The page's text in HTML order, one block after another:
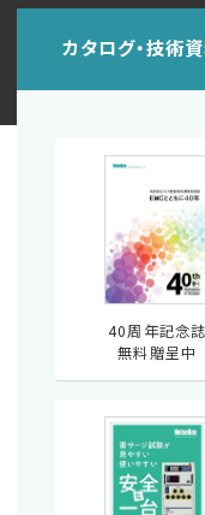
カタログ・技術
40周年記念誌
無料贈呈中